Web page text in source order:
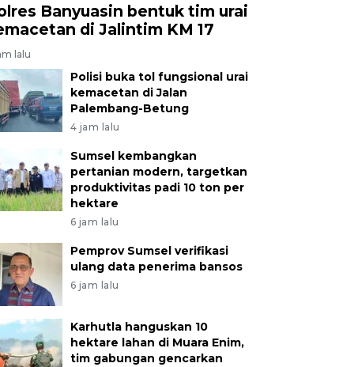
Banyuasin bentuk tim urai
di Jalintim KM 17
lalu
Polisi buka tol fungsional urai
kemacetan di Jalan
Palembang-Betung
4 jam lalu
Sumsel kembangkan
pertanian modern, targetkan
produktivitas padi 10 ton per
hektare
6 jam lalu
Pemprov Sumsel verifikasi
ulang data penerima bansos
6 jam lalu
Karhutla hanguskan 10
hektare lahan di Muara Enim,
tim gabungan gencarkan